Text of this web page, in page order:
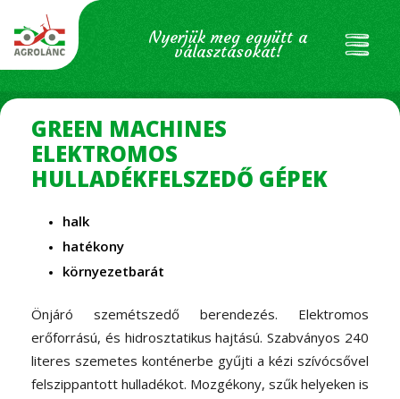
Nyerjük meg együtt a
választásokat!
GREEN MACHINES
ELEKTROMOS
HULLADÉKFELSZEDŐ GÉPEK
halk
hatékony
környezetbarát
Önjáró szemétszedő berendezés. Elektromos
erőforrású, és hidrosztatikus hajtású. Szabványos 240
literes szemetes konténerbe gyűjti a kézi szívócsővel
felszippantott hulladékot. Mozgékony, szűk helyeken is